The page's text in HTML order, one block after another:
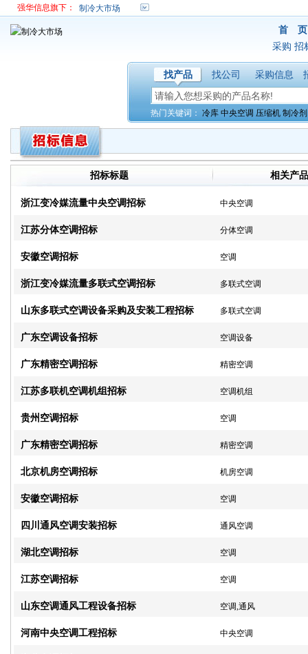
强华信息旗下： 制冷大市场
首 页
采购 招
找产品 找公司 采购信息
热门关键词： 冷库 中央空调 压缩机 制冷剂
招标标题 相关产品
浙江变冷媒流量中央空调招标 中央空调
江苏分体空调招标 分体空调
安徽空调招标 空调
浙江变冷媒流量多联式空调招标 多联式空调
山东多联式空调设备采购及安装工程招标 多联式空调
广东空调设备招标 空调设备
广东精密空调招标 精密空调
江苏多联机空调机组招标 空调机组
贵州空调招标 空调
广东精密空调招标 精密空调
北京机房空调招标 机房空调
安徽空调招标 空调
四川通风空调安装招标 通风空调
湖北空调招标 空调
江苏空调招标 空调
山东空调通风工程设备招标 空调,通风
河南中央空调工程招标 中央空调